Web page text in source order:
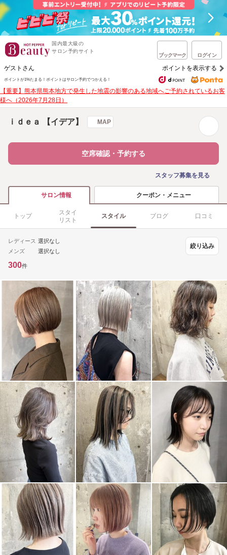
国内最大級の
サロン予約サイト
ブックマーク ログイン
ゲストさん ポイントを表示する
ポイントが1%たまる！ ポイントはサロン予約でつかえる！
【重要】熊本県熊本地方で発生した地震の影響のある地域へご予約されているお客
様へ（2026年7月28日）
ｉｄｅａ 【イデア】 MAP
空席確認・予約する
スタッフ募集を見る
サロン情報 クーポン・メニュー
トップ
スタイ
リスト
スタイル ブログ 口コミ
レディース 選択なし
メンズ
選択なし
絞り込み
300件